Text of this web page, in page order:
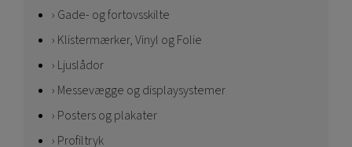
Gade- og fortovsskilte
Klistermærker, Vinyl og Folie
Ljuslådor
Messevægge og displaysystemer
Posters og plakater
Profiltryk